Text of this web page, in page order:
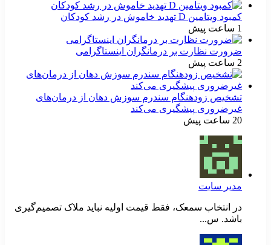
کمبود ویتامین D تهدید خاموش در رشد کودکان
1 ساعت پیش
ضرورت نظارت بر درمانگران اینستاگرامی
2 ساعت پیش
تشخیص زودهنگام سندرم سوزش دهان از درمان‌های
غیرضروری پیشگیری می‌کند
20 ساعت پیش
مدیر سایت
در انتخاب سمعک، فقط قیمت اولیه نباید ملاک تصمیم‌گیری
باشد. س...